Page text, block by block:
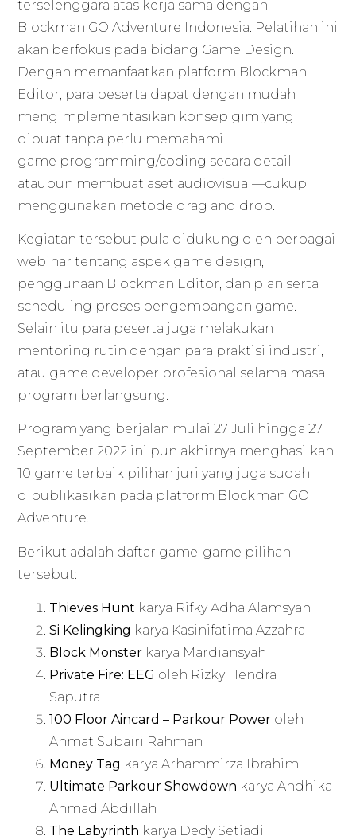
terselenggara atas kerja sama dengan
Blockman GO Adventure Indonesia. Pelatihan ini
akan berfokus pada bidang Game Design.
Dengan memanfaatkan platform Blockman
Editor, para peserta dapat dengan mudah
mengimplementasikan konsep gim yang
dibuat tanpa perlu memahami
game programming/coding secara detail
ataupun membuat aset audiovisual—cukup
menggunakan metode drag and drop.
Kegiatan tersebut pula didukung oleh berbagai
webinar tentang aspek game design,
penggunaan Blockman Editor, dan plan serta
scheduling proses pengembangan game.
Selain itu para peserta juga melakukan
mentoring rutin dengan para praktisi industri,
atau game developer profesional selama masa
program berlangsung.
Program yang berjalan mulai 27 Juli hingga 27
September 2022 ini pun akhirnya menghasilkan
10 game terbaik pilihan juri yang juga sudah
dipublikasikan pada platform Blockman GO
Adventure.
Berikut adalah daftar game-game pilihan
tersebut:
Thieves Hunt karya Rifky Adha Alamsyah
Si Kelingking karya Kasinifatima Azzahra
Block Monster karya Mardiansyah
Private Fire: EEG oleh Rizky Hendra
Saputra
100 Floor Aincard – Parkour Power oleh
Ahmat Subairi Rahman
Money Tag karya Arhammirza Ibrahim
Ultimate Parkour Showdown karya Andhika
Ahmad Abdillah
The Labyrinth karya Dedy Setiadi